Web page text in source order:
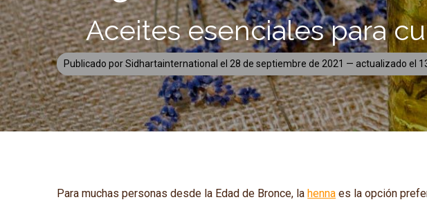
Aceites esenciales para
Publicado porSidhartainternational el 28 de septiembre de 2021 — actualizado el
Para muchas personas desde la Edad de Bronce, lahenna es la opción